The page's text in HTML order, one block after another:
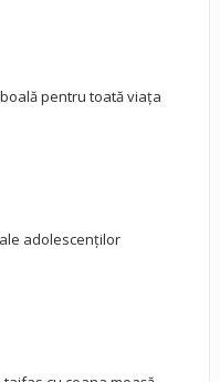
pentru toată viața
adolescenților